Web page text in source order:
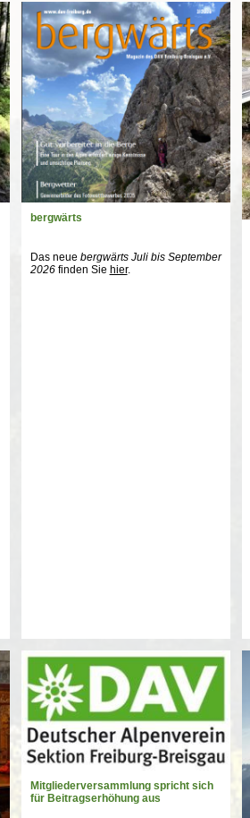
bergwärts
Das neue bergwärts Juli bis September
2026finden Sie hier.
Mitgliederversammlung spricht sich
für Beitragserhöhung aus